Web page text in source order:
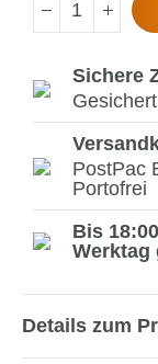
Sichere
PostPac
Portofrei
Bis
Werktag
Details zum